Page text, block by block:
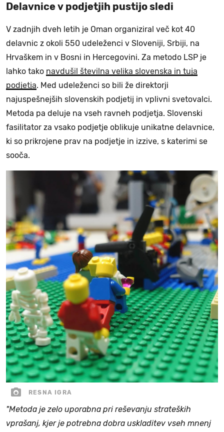
Delavnice v podjetjih pustijo sledi
V zadnjih dveh letih je Oman organiziral več kot 40
delavnic z okoli 550 udeleženci v Sloveniji, Srbiji, na
Hrvaškem in v Bosni in Hercegovini. Za metodo LSP je
lahko tako navdušil številna velika slovenska in tuja
podjetja. Med udeleženci so bili že direktorji
najuspešnejših slovenskih podjetij in vplivni svetovalci.
Metoda pa deluje na vseh ravneh podjetja. Slovenski
fasilitator za vsako podjetje oblikuje unikatne delavnice,
ki so prikrojene prav na podjetje in izzive, s katerimi se
sooča.
RESNA IGRA
"Metoda je zelo uporabna pri reševanju strateških
vprašanj, kjer je potrebna dobra uskladitev vseh mnenj